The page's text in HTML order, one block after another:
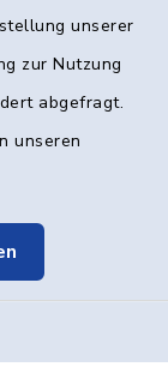
unserer
zur Nutzung
abgefragt.
unseren